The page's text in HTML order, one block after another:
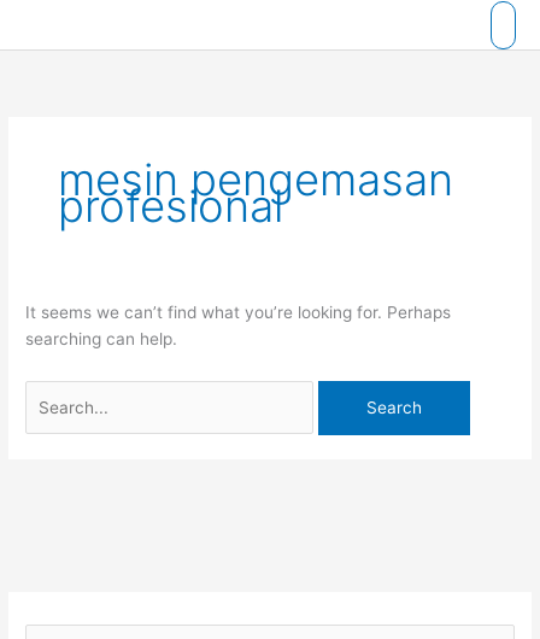
mesin pengemasan
profesional
It seems we can’t find what you’re looking for. Perhaps
searching can help.